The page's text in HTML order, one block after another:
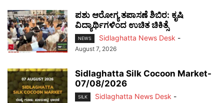
ಪಶು ಆರೋಗ್ಯ ತಪಾಸಣೆ ಶಿಬಿರ: ಕೃಷಿ
ವಿದ್ಯಾರ್ಥಿಗಳಿಂದ ಉಚಿತ ಚಿಕಿತ್ಸೆ
NEWS Sidlaghatta News Desk -
August 7, 2026
Sidlaghatta Silk Cocoon Market-
07/08/2026
SILK Sidlaghatta News Desk -